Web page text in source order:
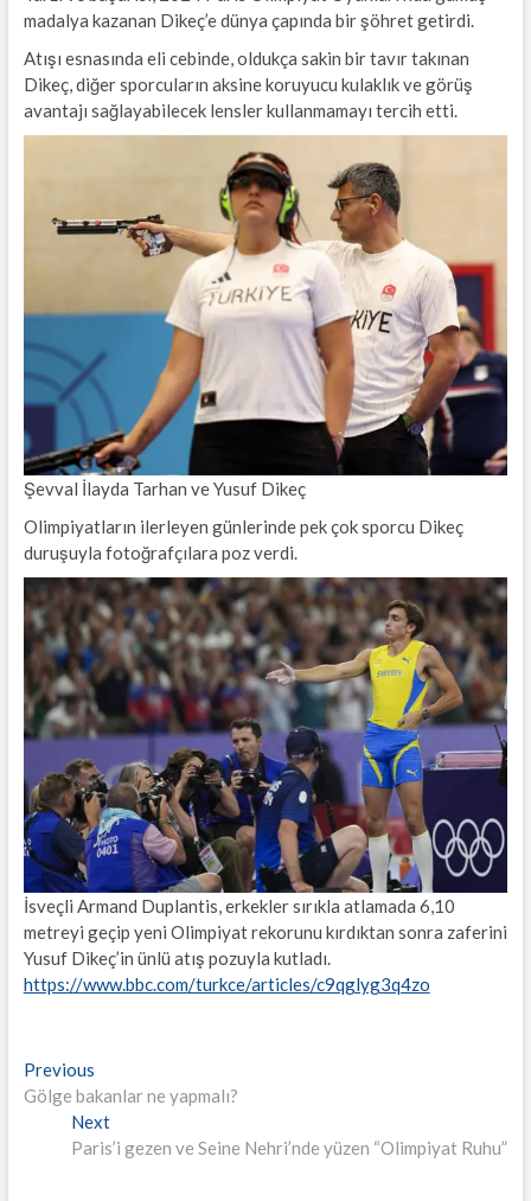
madalya kazanan Dikeç’e dünya çapında bir şöhret getirdi.
Atışı esnasında eli cebinde, oldukça sakin bir tavır takınan
Dikeç, diğer sporcuların aksine koruyucu kulaklık ve görüş
avantajı sağlayabilecek lensler kullanmamayı tercih etti.
Şevval İlayda Tarhan ve Yusuf Dikeç
Olimpiyatların ilerleyen günlerinde pek çok sporcu Dikeç
duruşuyla fotoğrafçılara poz verdi.
İsveçli Armand Duplantis, erkekler sırıkla atlamada 6,10
metreyi geçip yeni Olimpiyat rekorunu kırdıktan sonra zaferini
Yusuf Dikeç’in ünlü atış pozuyla kutladı.
https://www.bbc.com/turkce/articles/c9qglyg3q4zo
Yazı
gezinmesi
PreviousPrevious
post:
Gölge bakanlar ne yapmalı?
NextNext
post:
Paris’i gezen ve Seine Nehri’nde yüzen “Olimpiyat Ruhu”